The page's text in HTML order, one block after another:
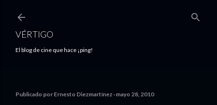
VÉRTIGO
El blog de cine que hace ¡ping!
Publicado por Ernesto Diezmartínez mayo 28, 2010